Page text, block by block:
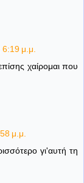
6:19 μ.μ.
χαίρομαι που
μ.μ.
γι'αυτή τη